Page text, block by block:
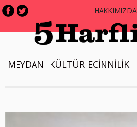
HAKKIMIZDA
MEYDAN KÜLTÜR ECİNNİLİK